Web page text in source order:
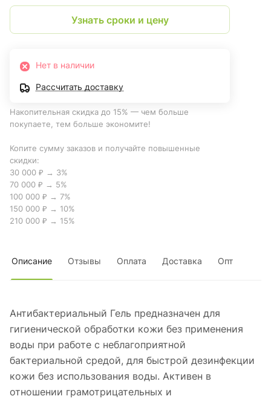
Узнать сроки и цену
Нет в наличии
Рассчитать доставку
Накопительная скидка до 15% — чем больше
покупаете, тем больше экономите!
Копите сумму заказов и получайте повышенные
скидки:
30 000 ₽ → 3%
70 000 ₽ → 5%
100 000 ₽ → 7%
150 000 ₽ → 10%
210 000 ₽ → 15%
Описание Отзывы Оплата Доставка Опт
Антибактериальный Гель предназначен для
гигиенической обработки кожи без применения
воды при работе с неблагоприятной
бактериальной средой, для быстрой дезинфекции
кожи без использования воды. Активен в
отношении грамотрицательных и